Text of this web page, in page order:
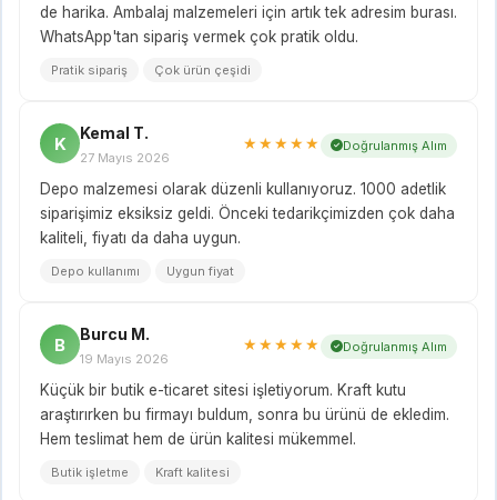
de harika. Ambalaj malzemeleri için artık tek adresim burası.
WhatsApp'tan sipariş vermek çok pratik oldu.
Pratik sipariş Çok ürün çeşidi
K
Kemal T.
27 Mayıs 2026
★★★★★ Doğrulanmış Alım
Depo malzemesi olarak düzenli kullanıyoruz. 1000 adetlik
siparişimiz eksiksiz geldi. Önceki tedarikçimizden çok daha
kaliteli, fiyatı da daha uygun.
Depo kullanımı Uygun fiyat
B
Burcu M.
19 Mayıs 2026
★★★★★ Doğrulanmış Alım
Küçük bir butik e-ticaret sitesi işletiyorum. Kraft kutu
araştırırken bu firmayı buldum, sonra bu ürünü de ekledim.
Hem teslimat hem de ürün kalitesi mükemmel.
Butik işletme Kraft kalitesi